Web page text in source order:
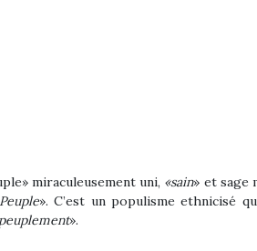
miraculeusement uni, «sain» et sage
».C’est un populisme ethnicisé
».